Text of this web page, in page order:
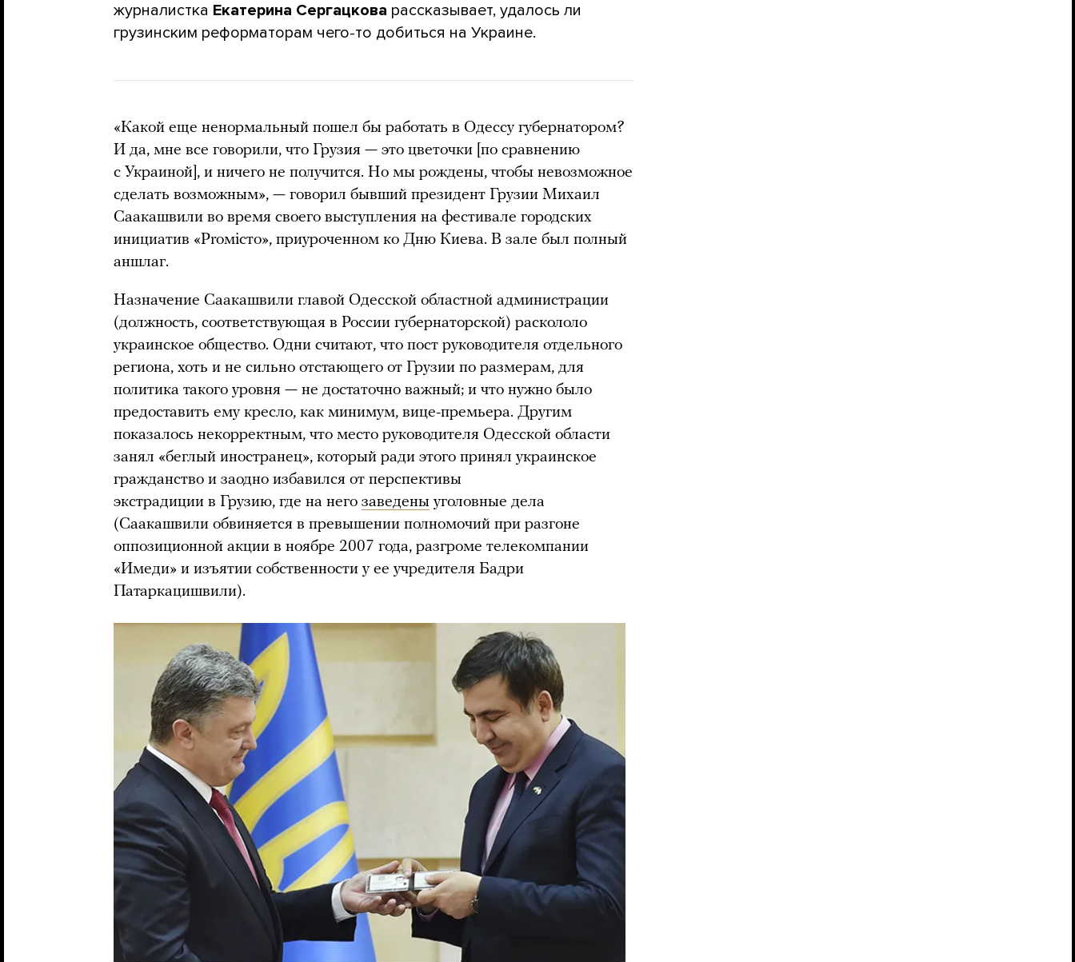
журналистка Екатерина Сергацкова рассказывает, удалось ли
грузинским реформаторам чего-то добиться на Украине.
«Какой еще ненормальный пошел бы работать в Одессу губернатором?
И да, мне все говорили, что Грузия — это цветочки [по сравнению
с Украиной], и ничего не получится. Но мы рождены, чтобы невозможное
сделать возможным», — говорил бывший президент Грузии Михаил
Саакашвили во время своего выступления на фестивале городских
инициатив «Proмiсто», приуроченном ко Дню Киева. В зале был полный
аншлаг.
Назначение Саакашвили главой Одесской областной администрации
(должность, соответствующая в России губернаторской) раскололо
украинское общество. Одни считают, что пост руководителя отдельного
региона, хоть и не сильно отстающего от Грузии по размерам, для
политика такого уровня — не достаточно важный; и что нужно было
предоставить ему кресло, как минимум, вице-премьера. Другим
показалось некорректным, что место руководителя Одесской области
занял «беглый иностранец», который ради этого принял украинское
гражданство и заодно избавился от перспективы
экстрадиции в Грузию, где на него заведены уголовные дела
(Саакашвили обвиняется в превышении полномочий при разгоне
оппозиционной акции в ноябре 2007 года, разгроме телекомпании
«Имеди» и изъятии собственности у ее учредителя Бадри
Патаркацишвили).